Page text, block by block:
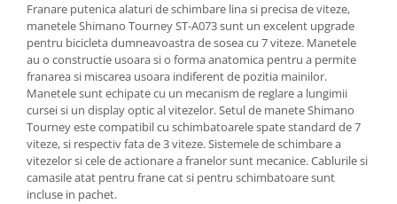
Franare putenica alaturi de schimbare lina si precisa de viteze,
manetele Shimano Tourney ST-A073 sunt un excelent upgrade
pentru bicicleta dumneavoastra de sosea cu 7 viteze. Manetele
au o constructie usoara si o forma anatomica pentru a permite
franarea si miscarea usoara indiferent de pozitia mainilor.
Manetele sunt echipate cu un mecanism de reglare a lungimii
cursei si un display optic al vitezelor. Setul de manete Shimano
Tourney este compatibil cu schimbatoarele spate standard de 7
viteze, si respectiv fata de 3 viteze. Sistemele de schimbare a
vitezelor si cele de actionare a franelor sunt mecanice. Cablurile si
camasile atat pentru frane cat si pentru schimbatoare sunt
incluse in pachet.